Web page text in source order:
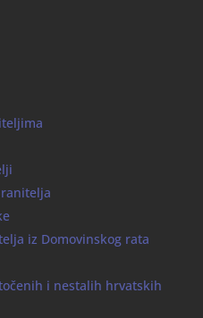
iz Domovinskog rata
i nestalih hrvatskih